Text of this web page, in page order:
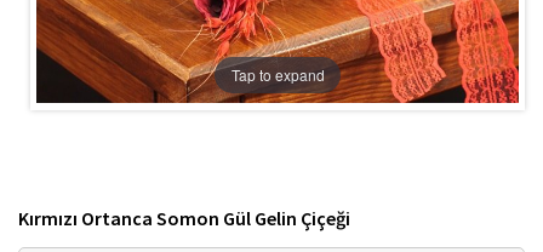
Tap to expand
Kırmızı Ortanca Somon Gül Gelin Çiçeği